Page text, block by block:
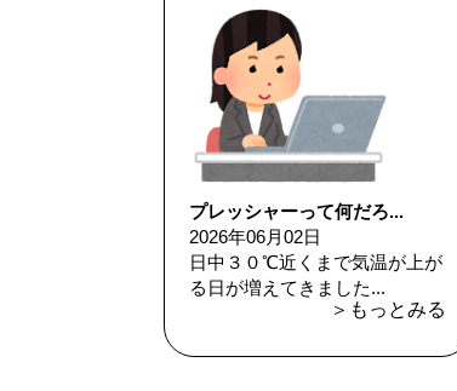
プレッシャーって何だろ...
2026年06月02日
日中３０℃近くまで気温が上が
る日が増えてきました...
＞もっとみる